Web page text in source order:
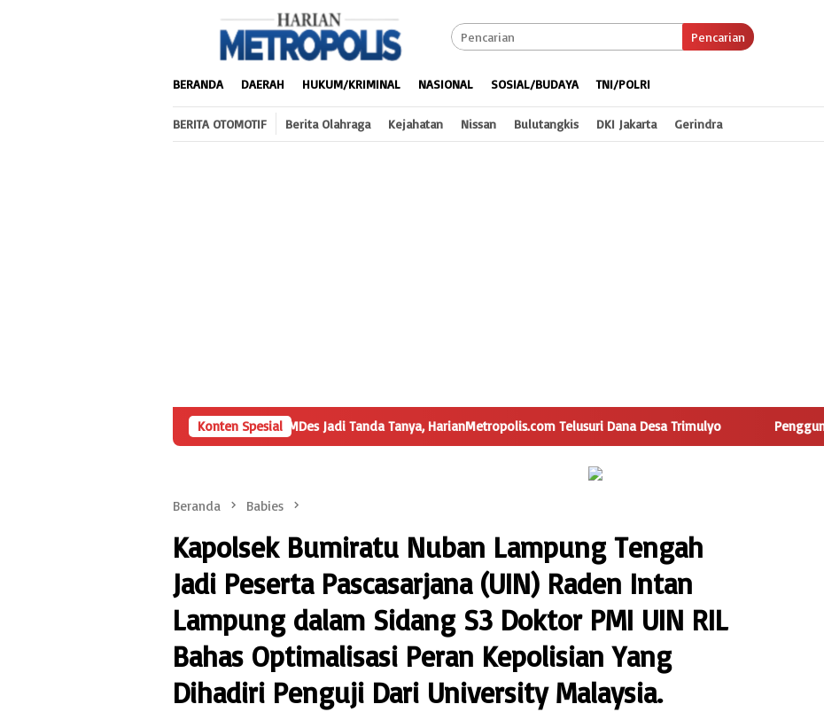
Pencarian
BERANDA DAERAH HUKUM/KRIMINAL NASIONAL SOSIAL/BUDAYA TNI/POLRI
BERITA OTOMOTIF Berita Olahraga Kejahatan Nissan Bulutangkis DKI Jakarta Gerindra
Konten Spesial
Penyertaan Modal BUMDes Jadi Tanda Tanya, HarianMetropolis.com Telusuri Dana Desa Trimulyo Pengguna Jalan Iskandar Muda
Beranda Babies
Kapolsek Bumiratu Nuban Lampung Tengah
Jadi Peserta Pascasarjana (UIN) Raden Intan
Lampung dalam Sidang S3 Doktor PMI UIN RIL
Bahas Optimalisasi Peran Kepolisian Yang
Dihadiri Penguji Dari University Malaysia.